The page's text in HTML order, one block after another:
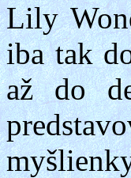
Lily
iba tak
až do